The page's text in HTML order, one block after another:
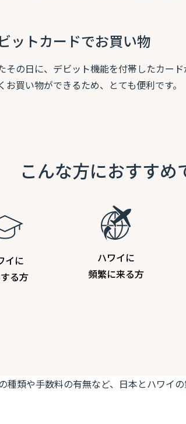
ットカードでお買い物
その日に、デビット機能を付帯したカー
お買い物ができるため、とても便利です。
こんな方におすすめ
イに
る方
ハワイに
頻繁に来る方
類や手数料の有無など、日本とハワイの